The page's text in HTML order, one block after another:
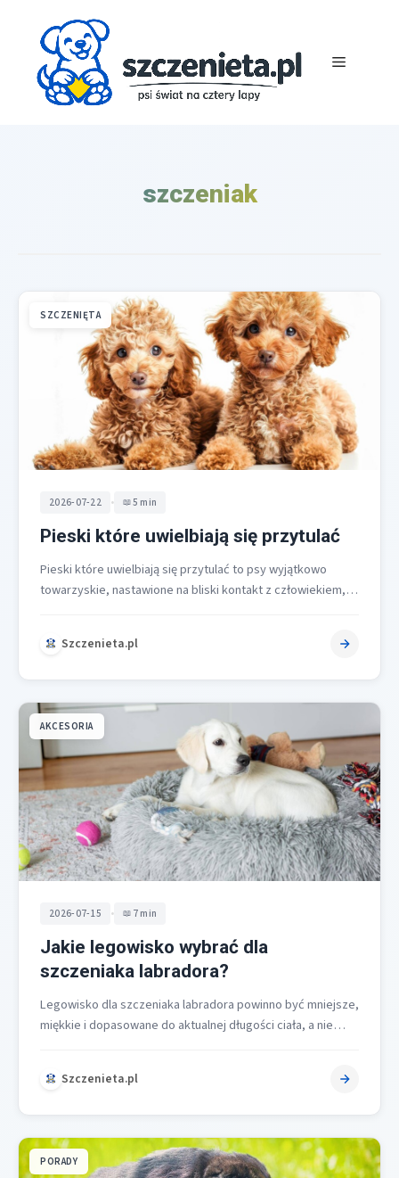
Menu
szczeniak
SZCZENIĘTA
2026-07-22 • 5 min
Pieski które uwielbiają się przytulać
Pieski które uwielbiają się przytulać to psy wyjątkowo
towarzyskie, nastawione na bliski kontakt z człowiekiem,
Szczenieta.pl
AKCESORIA
2026-07-15 • 7 min
Jakie legowisko wybrać dla
szczeniaka labradora?
Legowisko dla szczeniaka labradora powinno być mniejsze,
miękkie i dopasowane do aktualnej długości ciała, a nie
Szczenieta.pl
PORADY